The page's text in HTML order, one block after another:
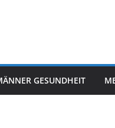
GESUNDHEIT